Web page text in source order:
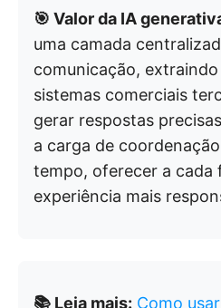
🎯 Valor da IA
uma camada
comunicação,
sistemas comerciais
gerar respostas
a carga de
tempo, oferecer a cada
experiência mais
📚 Leia mais: Como